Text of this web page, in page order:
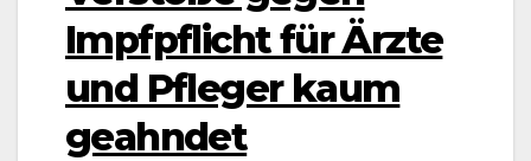
Impfpflicht für Ärzte
und Pfleger kaum
geahndet